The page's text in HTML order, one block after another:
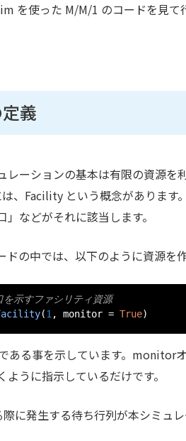
を使った M/M/1 のコードを見て
義
レーションの基本は有限の資源を
、Facility という概念があります
」などがそれに該当します。
の中では、以下のように資源を作
示すファシリティ資源
(1 , monitor = True)
ある事を示しています。
ように指示しているだけです。
に発生する待ち行列が本シミュレ